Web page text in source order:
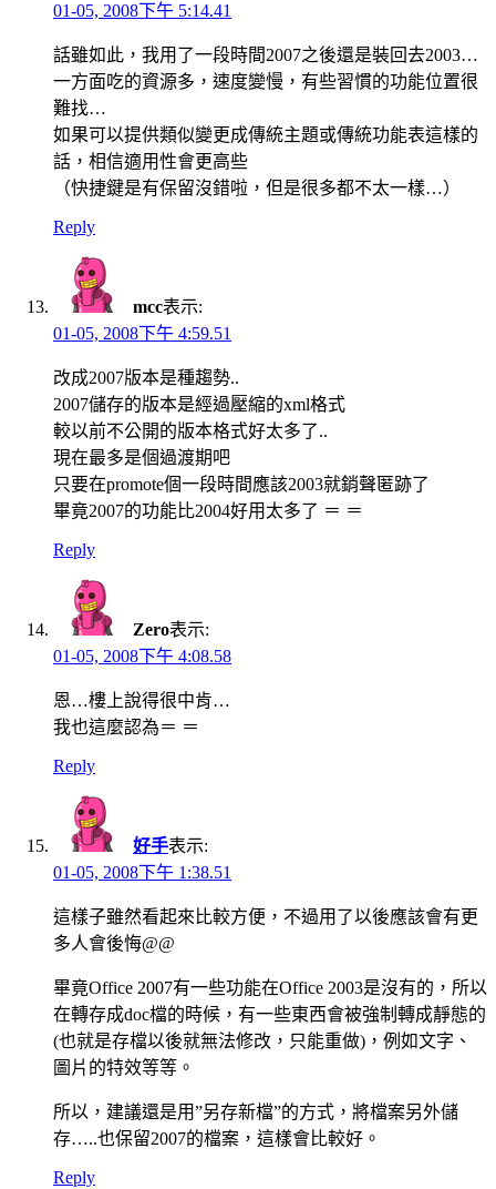
01-05, 2008下午 5:14.41
話雖如此，我用了一段時間2007之後還是裝回去2003…
一方面吃的資源多，速度變慢，有些習慣的功能位置很
難找…
如果可以提供類似變更成傳統主題或傳統功能表這樣的
話，相信適用性會更高些
（快捷鍵是有保留沒錯啦，但是很多都不太一樣…）
Reply
mcc表示:
01-05, 2008下午 4:59.51
改成2007版本是種趨勢..
2007儲存的版本是經過壓縮的xml格式
較以前不公開的版本格式好太多了..
現在最多是個過渡期吧
只要在promote個一段時間應該2003就銷聲匿跡了
畢竟2007的功能比2004好用太多了 ＝ ＝
Reply
Zero表示:
01-05, 2008下午 4:08.58
恩…樓上說得很中肯…
我也這麼認為＝ ＝
Reply
好手表示:
01-05, 2008下午 1:38.51
這樣子雖然看起來比較方便，不過用了以後應該會有更
多人會後悔@@
畢竟Office 2007有一些功能在Office 2003是沒有的，所以
在轉存成doc檔的時候，有一些東西會被強制轉成靜態的
(也就是存檔以後就無法修改，只能重做)，例如文字、
圖片的特效等等。
所以，建議還是用”另存新檔”的方式，將檔案另外儲
存…..也保留2007的檔案，這樣會比較好。
Reply